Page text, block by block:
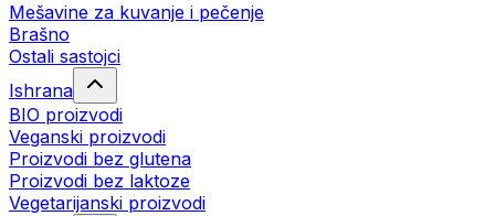
Mešavine za kuvanje i pečenje
Brašno
Ostali sastojci
Ishrana
BIO proizvodi
Veganski proizvodi
Proizvodi bez glutena
Proizvodi bez laktoze
Vegetarijanski proizvodi